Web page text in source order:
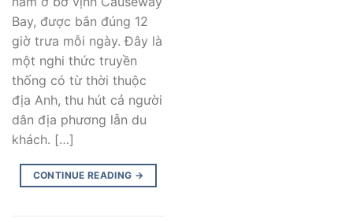
Bay, được bắn đúng 12
giờ trưa mỗi ngày. Đây là
một nghi thức truyền
thống có từ thời thuộc
địa Anh, thu hút cả người
dân địa phương lẫn du
khách. […]
CONTINUE READING →